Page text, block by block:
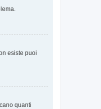
esiste puoi
quanti